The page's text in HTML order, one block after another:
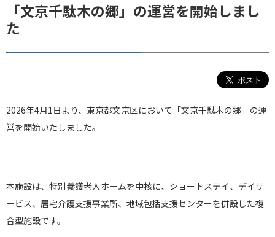
「文京千駄木の郷」の運営を開始しまし
た
2026年4月1日より、東京都文京区において「文京千駄木の郷」の運
営を開始いたしました。
本施設は、特別養護老人ホームを中核に、ショートステイ、デイサ
ービス、居宅介護支援事業所、地域包括支援センターを併設した複
合型施設です。